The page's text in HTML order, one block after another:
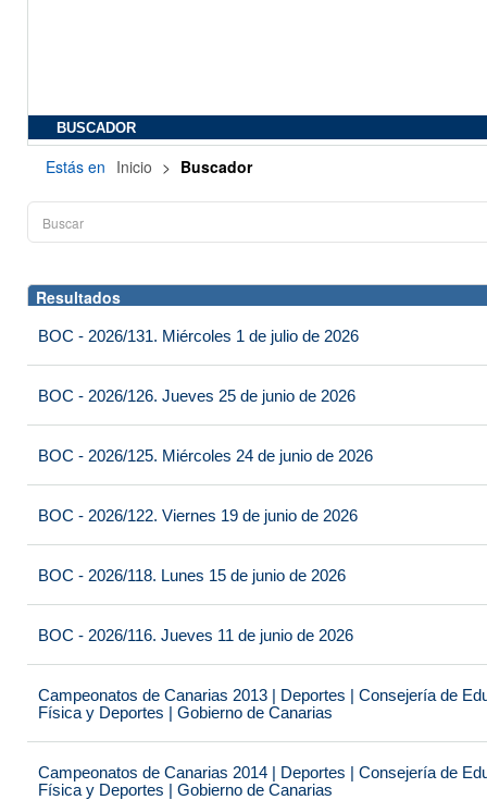
BUSCADOR
Estás en Inicio > Buscador
Resultados
BOC - 2026/131. Miércoles 1 de julio de 2026
BOC - 2026/126. Jueves 25 de junio de 2026
BOC - 2026/125. Miércoles 24 de junio de 2026
BOC - 2026/122. Viernes 19 de junio de 2026
BOC - 2026/118. Lunes 15 de junio de 2026
BOC - 2026/116. Jueves 11 de junio de 2026
Campeonatos de Canarias 2013 | Deportes | Consejería de
Física y Deportes | Gobierno de Canarias
Campeonatos de Canarias 2014 | Deportes | Consejería de
Física y Deportes | Gobierno de Canarias